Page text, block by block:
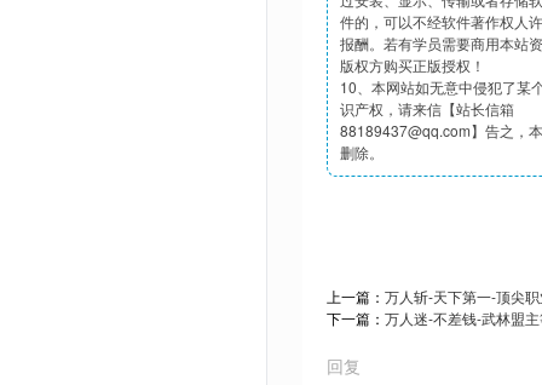
件的，可以不经软件著作权人
报酬。若有学员需要商用本站
版权方购买正版授权！
10、本网站如无意中侵犯了某
识产权，请来信【站长信箱
88189437@qq.com】告之，
删除。
上一篇： 万人斩-天下第一-顶尖
下一篇： 万人迷-不差钱-武林盟
回复